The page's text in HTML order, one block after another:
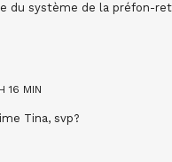
du système de la préfon-
16 MIN
Tina, svp?